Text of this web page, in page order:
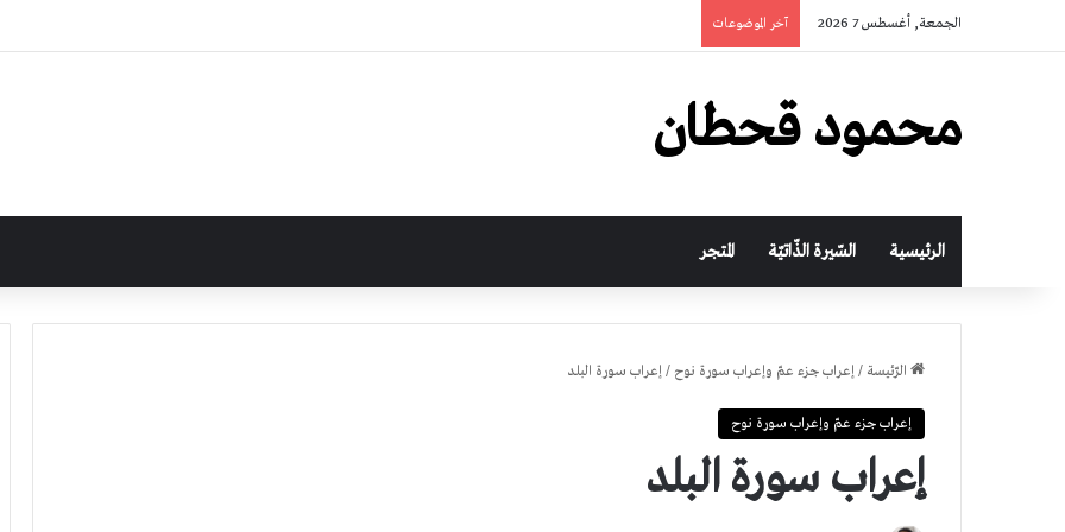
الجمعة, أغسطس 7 2026 آخر الموضوعات
محمود قحطان
الرئيسية السّيرة الذّاتيّة المتجر
الرّئيسة /إعراب جزء عمّ وإعراب سورة نوح /إعراب سورة البلد
إعراب جزء عمّ وإعراب سورة نوح
إعراب سورة البلد